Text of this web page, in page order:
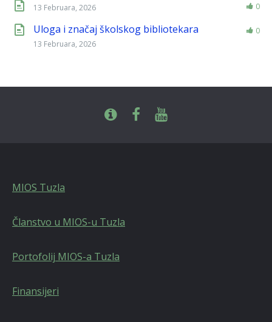
13 Februara, 2026 0
Uloga i značaj školskog bibliotekara
13 Februara, 2026
0
MIOS Tuzla
Članstvo u MIOS-u Tuzla
Portofolij MIOS-a Tuzla
Finansijeri